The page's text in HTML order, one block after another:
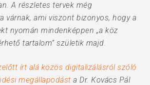
A részletes tervek még
várnak, ami viszont bizonyos, hogy a
nyomán mindenképpen „a köz
tartalom” születik majd.
írt alá közös digitalizálásról szóló
megállapodást a Dr. Kovács Pál